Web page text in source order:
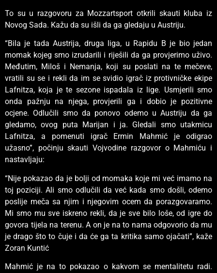
To su u razgovoru za Mozzartsport otkrili skauti kluba iz
Novog Sada. Kažu da su išli da ga gledaju u Austriju.
“Bila je tada Austrija, druga liga, u Rapidu B je bio jedan
momak kojeg smo izrudarili i riješili da ga provjerimo uživo.
Međutim, Miloš i Nemanja, koji su poslati na te mečeve,
vratili su se i rekli da im se svidio igrač iz protivničke ekipe
Lafnitza, koja je te sezone ispadala iz lige. Usmjerili smo
onda pažnju na njega, provjerili ga i dobio je pozitivne
ocjene. Odlučili smo da ponovo odemo u Austriju da ga
gledamo, ovog puta Marijan i ja. Gledali smo utakmicu
Lafnitza, a pomenuti igrač Ermin Mahmić je odigrao
užasno”, počinju skauti Vojvodine razgovor o Mahmiću i
nastavljaju:
“Nije pokazao da je bolji od momaka koje mi već imamo na
toj poziciji. Ali smo odlučili da već kada smo došli, odemo
poslije meča sa njim i njegovim ocem da porazgovaramo.
Mi smo mu sve iskreno rekli, da je sve bilo loše, od igre do
govora tijela na terenu. A on je na to nama odgovorio da mu
je drago što to čuje i da će ga ta kritika samo ojačati”, kaže
Zoran Kuntić
Mahmić je na to pokazao o kakvom se mentalitetu radi.